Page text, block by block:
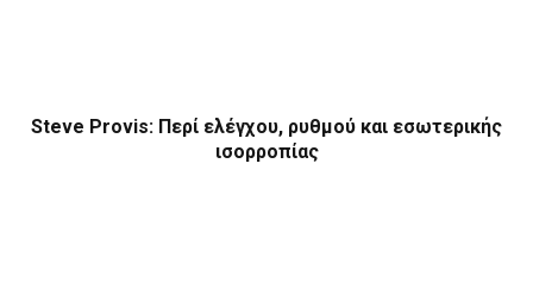
Steve Provis: Περί ελέγχου, ρυθμού και εσωτερικής
ισορροπίας